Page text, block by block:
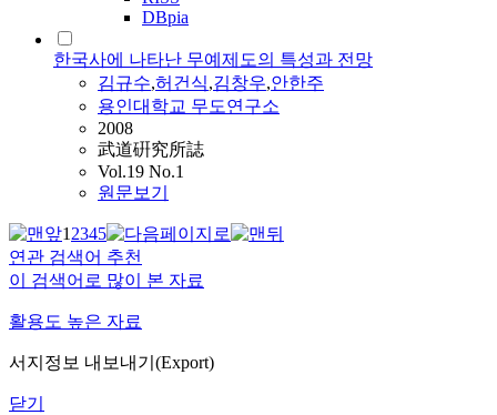
DBpia
한국사에 나타난 무예제도의 특성과 전망
김규수,허건식,김창우,안한주
용인대학교 무도연구소
2008
武道硏究所誌
Vol.19 No.1
원문보기
12345
연관 검색어 추천
이 검색어로 많이 본 자료
활용도 높은 자료
서지정보 내보내기(Export)
닫기